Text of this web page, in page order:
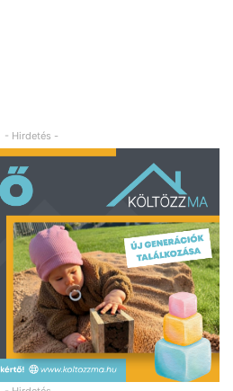
- Hirdetés -